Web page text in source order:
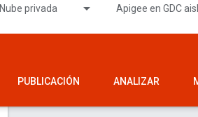
Nube privada Apigee en GDC
PUBLICACIÓN ANALIZAR